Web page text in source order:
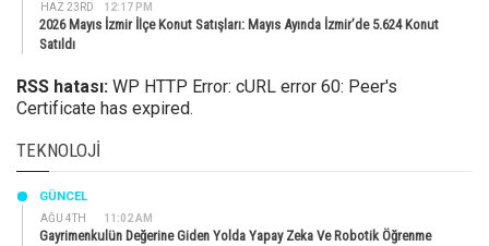
HAZ 23RD 12:17 PM
2026 Mayıs İzmir İlçe Konut Satışları: Mayıs Ayında İzmir’de 5.624 Konut
Satıldı
RSS hatası: WP HTTP Error: cURL error 60: Peer's
Certificate has expired.
TEKNOLOJI
AĞU 4TH 11:02 AM
GÜNCEL
Gayrimenkulün Değerine Giden Yolda Yapay Zeka Ve Robotik Öğrenme